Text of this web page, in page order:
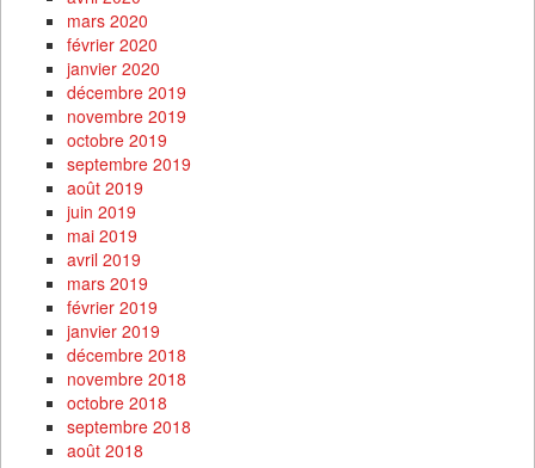
mars 2020
février 2020
janvier 2020
décembre 2019
novembre 2019
octobre 2019
septembre 2019
août 2019
juin 2019
mai 2019
avril 2019
mars 2019
février 2019
janvier 2019
décembre 2018
novembre 2018
octobre 2018
septembre 2018
août 2018